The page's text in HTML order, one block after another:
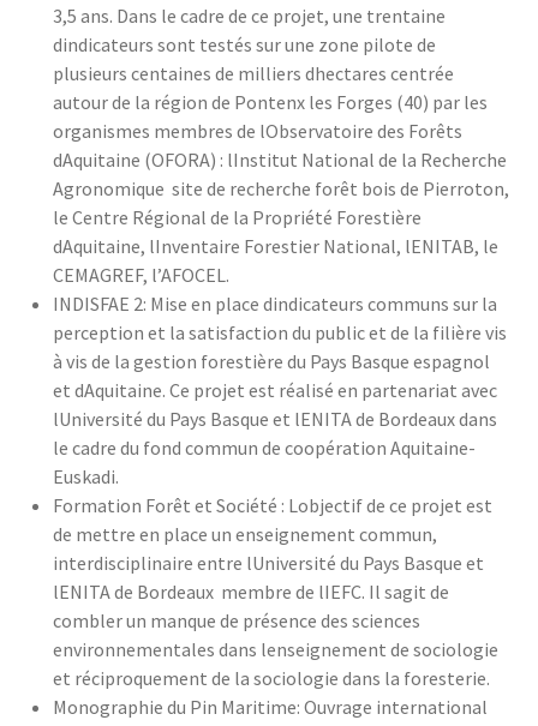
3,5 ans. Dans le cadre de ce projet, une trentaine
dindicateurs sont testés sur une zone pilote de
plusieurs centaines de milliers dhectares centrée
autour de la région de Pontenx les Forges (40) par les
organismes membres de lObservatoire des Forêts
dAquitaine (OFORA) : lInstitut National de la Recherche
Agronomique  site de recherche forêt bois de Pierroton,
le Centre Régional de la Propriété Forestière
dAquitaine, lInventaire Forestier National, lENITAB, le
CEMAGREF, l’AFOCEL.
INDISFAE 2: Mise en place dindicateurs communs sur la
perception et la satisfaction du public et de la filière vis
à vis de la gestion forestière du Pays Basque espagnol
et dAquitaine. Ce projet est réalisé en partenariat avec
lUniversité du Pays Basque et lENITA de Bordeaux dans
le cadre du fond commun de coopération Aquitaine-
Euskadi.
Formation Forêt et Société : Lobjectif de ce projet est
de mettre en place un enseignement commun,
interdisciplinaire entre lUniversité du Pays Basque et
lENITA de Bordeaux  membre de lIEFC. Il sagit de
combler un manque de présence des sciences
environnementales dans lenseignement de sociologie
et réciproquement de la sociologie dans la foresterie.
Monographie du Pin Maritime: Ouvrage international